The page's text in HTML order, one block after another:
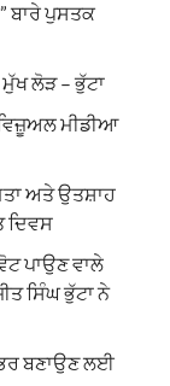
ਬਾਰੇ ਪੁਸਤਕ
ਲੋੜ – ਭੁੱਟਾ
ਮੀਡੀਆ
ਅਤੇ ਉਤਸ਼ਾਹ
ਦਿਵਸ
ਪਾਉਣ ਵਾਲੇ
ਸਿੰਘ ਭੁੱਟਾ ਨੇ
ਬਣਾਉਣ ਲਈ